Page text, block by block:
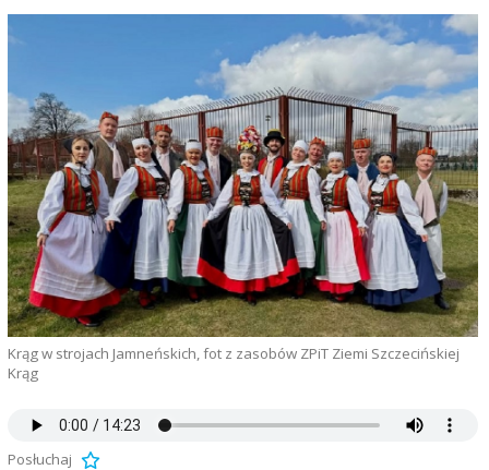
Krąg w strojach Jamneńskich, fot z zasobów ZPiT Ziemi Szczecińskiej
Krąg
Posłuchaj